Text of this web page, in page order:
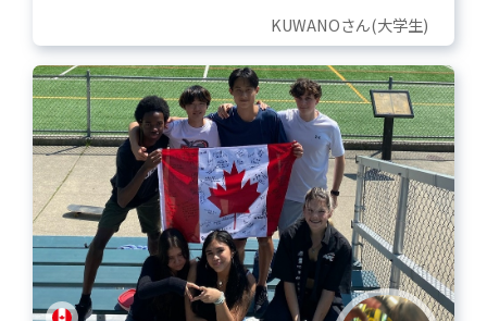
KUWANOさん(大学生)